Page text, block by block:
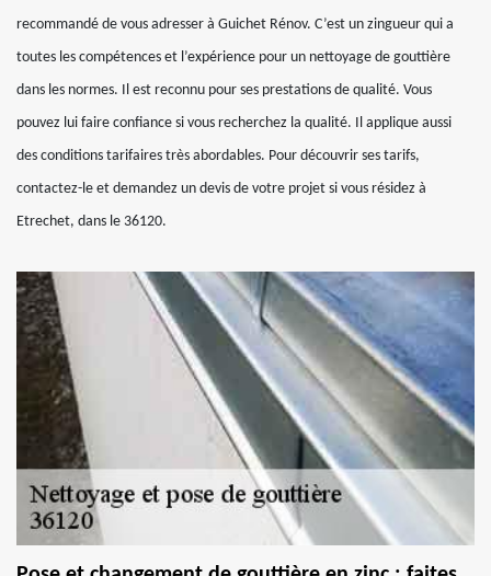
recommandé de vous adresser à Guichet Rénov. C’est un zingueur qui a
toutes les compétences et l’expérience pour un nettoyage de gouttière
dans les normes. Il est reconnu pour ses prestations de qualité. Vous
pouvez lui faire confiance si vous recherchez la qualité. Il applique aussi
des conditions tarifaires très abordables. Pour découvrir ses tarifs,
contactez-le et demandez un devis de votre projet si vous résidez à
Etrechet, dans le 36120.